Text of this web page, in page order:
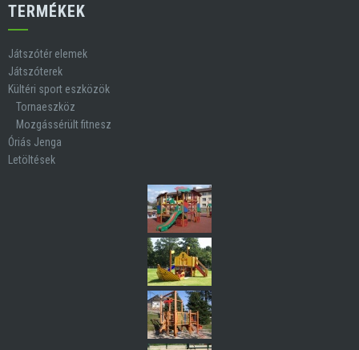
TERMÉKEK
Játszótér elemek
Játszóterek
Kültéri sport eszközök
Tornaeszköz
Mozgássérült fitnesz
Óriás Jenga
Letöltések